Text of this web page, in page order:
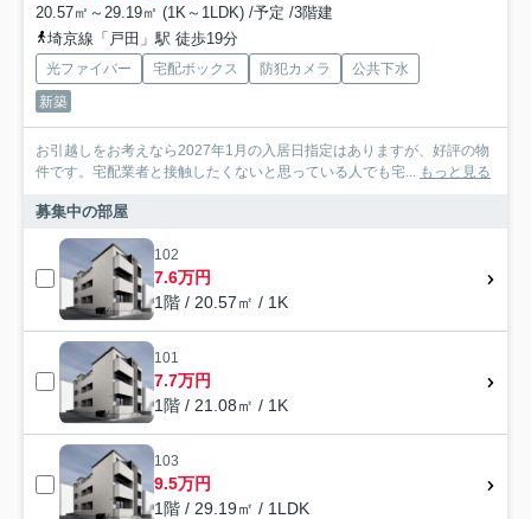
20.57㎡～29.19㎡ (1K～1LDK) /予定 /3階建
埼京線「戸田」駅 徒歩19分
光ファイバー 宅配ボックス 防犯カメラ
公共下水
新築
お引越しをお考えなら2027年1月の入居日指定はありますが、好評の物
件です。宅配業者と接触したくないと思っている人でも宅...
もっと見る
募集中の部屋
102
7.6万円
1階 / 20.57㎡ / 1K
101
7.7万円
1階 / 21.08㎡ / 1K
103
9.5万円
1階 / 29.19㎡ / 1LDK